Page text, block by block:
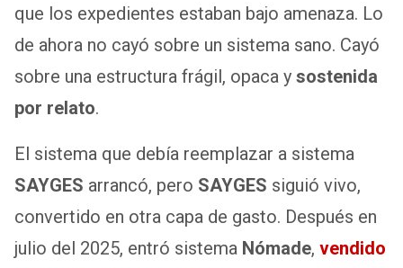
que los expedientes estaban bajo amenaza. Lo
de ahora no cayó sobre un sistema sano. Cayó
sobre una estructura frágil, opaca y sostenida
por relato.
El sistema que debía reemplazar a sistema
SAYGES arrancó, pero SAYGES siguió vivo,
convertido en otra capa de gasto. Después en
julio del 2025, entró sistema Nómade, vendido